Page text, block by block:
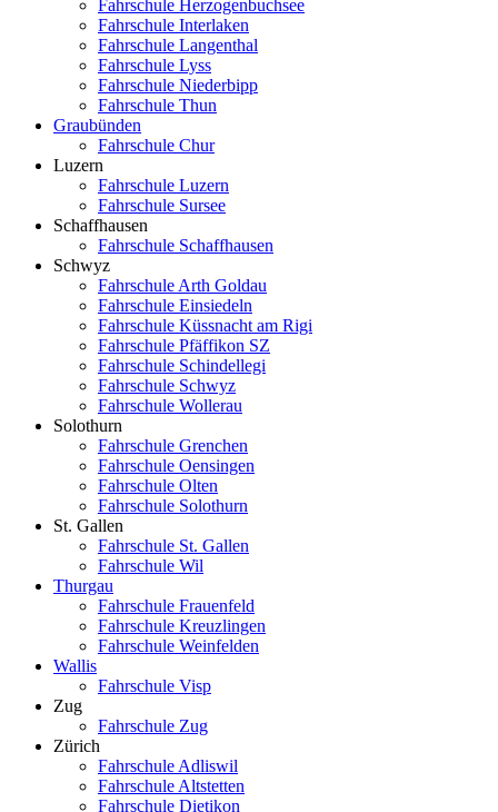
Fahrschule Herzogenbuchsee
Fahrschule Interlaken
Fahrschule Langenthal
Fahrschule Lyss
Fahrschule Niederbipp
Fahrschule Thun
Graubünden
Fahrschule Chur
Luzern
Fahrschule Luzern
Fahrschule Sursee
Schaffhausen
Fahrschule Schaffhausen
Schwyz
Fahrschule Arth Goldau
Fahrschule Einsiedeln
Fahrschule Küssnacht am Rigi
Fahrschule Pfäffikon SZ
Fahrschule Schindellegi
Fahrschule Schwyz
Fahrschule Wollerau
Solothurn
Fahrschule Grenchen
Fahrschule Oensingen
Fahrschule Olten
Fahrschule Solothurn
St. Gallen
Fahrschule St. Gallen
Fahrschule Wil
Thurgau
Fahrschule Frauenfeld
Fahrschule Kreuzlingen
Fahrschule Weinfelden
Wallis
Fahrschule Visp
Zug
Fahrschule Zug
Zürich
Fahrschule Adliswil
Fahrschule Altstetten
Fahrschule Dietikon